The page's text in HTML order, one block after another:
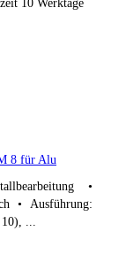
8 für Alu
•
• Ausführung:
10), ...